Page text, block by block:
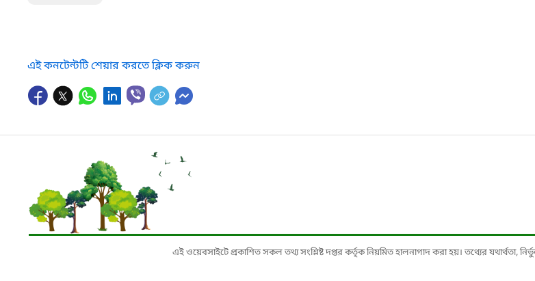
এই কনটেন্টটি শেয়ার করতে ক্লিক করুন
এই ওয়েবসাইটে প্রকাশিত সকল তথ্য সংশ্লিষ্ট দপ্তর কর্তৃক নিয়মিত হালনাগাদ করা হয়। তথ্যের যথার্থতা,